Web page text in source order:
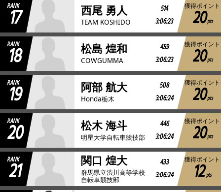
RANK
17 西尾 勇人
TEAM KOSHIDO
514
3:06:23
獲得ポイント
20pts
RANK
18 松島 煌和
COWGUMMA
459
3:06:23
獲得ポイント
20pts
RANK
19 阿部 航大
Honda栃木
508
3:06:24
獲得ポイント
20pts
RANK
20 松木 海斗
明星大学自転車競技部
446
3:06:24
獲得ポイント
20pts
RANK
21 関口 煌大
群馬県立渋川高等学校
自転車競技部
433
3:06:24
獲得ポイント
12pts